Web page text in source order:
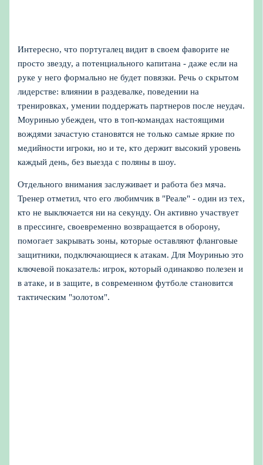
Интересно, что португалец видит в своем фаворите не
просто звезду, а потенциального капитана - даже если на
руке у него формально не будет повязки. Речь о скрытом
лидерстве: влиянии в раздевалке, поведении на
тренировках, умении поддержать партнеров после неудач.
Моуринью убежден, что в топ-командах настоящими
вождями зачастую становятся не только самые яркие по
медийности игроки, но и те, кто держит высокий уровень
каждый день, без выезда с поляны в шоу.
Отдельного внимания заслуживает и работа без мяча.
Тренер отметил, что его любимчик в "Реале" - один из тех,
кто не выключается ни на секунду. Он активно участвует
в прессинге, своевременно возвращается в оборону,
помогает закрывать зоны, которые оставляют фланговые
защитники, подключающиеся к атакам. Для Моуринью это
ключевой показатель: игрок, который одинаково полезен и
в атаке, и в защите, в современном футболе становится
тактическим "золотом".